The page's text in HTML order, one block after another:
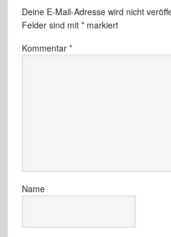
Deine E-Mail-Adresse wird nicht
Felder sind mit *markiert
Kommentar *
Name